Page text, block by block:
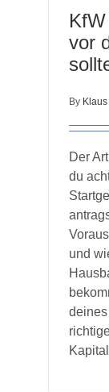
vor
By
Der
du
und